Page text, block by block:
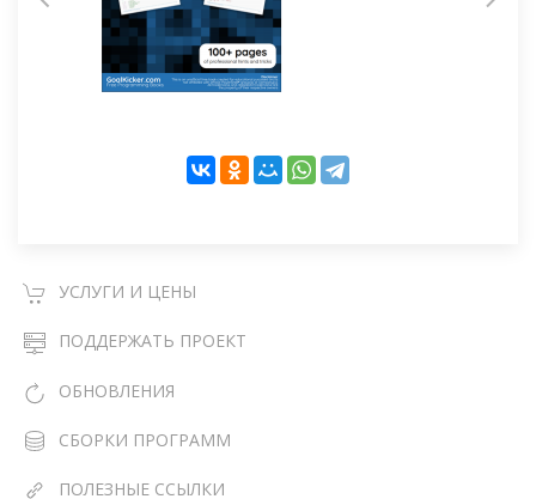
УСЛУГИ И ЦЕНЫ
ПОДДЕРЖАТЬ ПРОЕКТ
ОБНОВЛЕНИЯ
СБОРКИ ПРОГРАММ
ПОЛЕЗНЫЕ ССЫЛКИ